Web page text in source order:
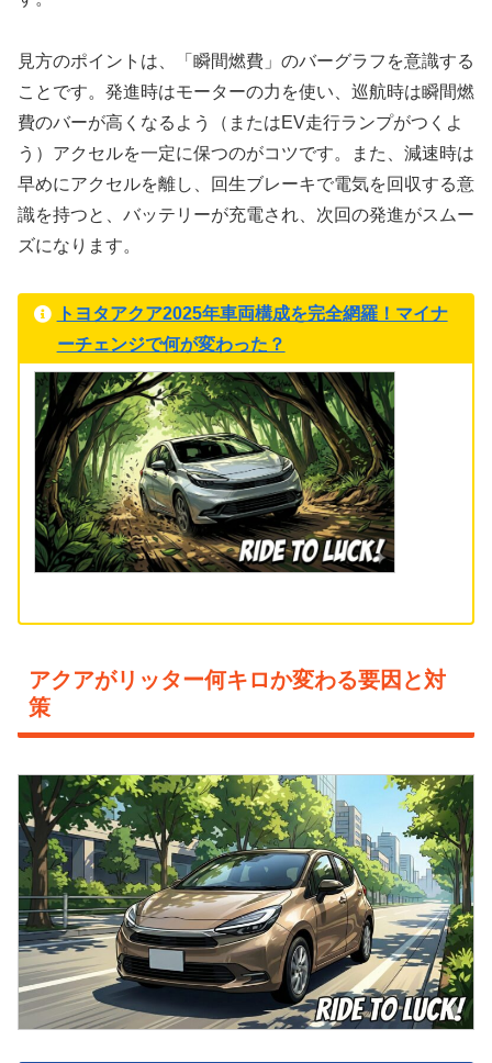
見方のポイントは、「瞬間燃費」のバーグラフを意識する
ことです。発進時はモーターの力を使い、巡航時は瞬間燃
費のバーが高くなるよう（またはEV走行ランプがつくよ
う）アクセルを一定に保つのがコツです。また、減速時は
早めにアクセルを離し、回生ブレーキで電気を回収する意
識を持つと、バッテリーが充電され、次回の発進がスムー
ズになります。
トヨタアクア2025年車両構成を完全網羅！マイナ
ーチェンジで何が変わった？
アクアがリッター何キロか変わる要因と対
策